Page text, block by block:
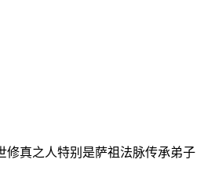
修真之人特别是萨祖法脉传承弟子